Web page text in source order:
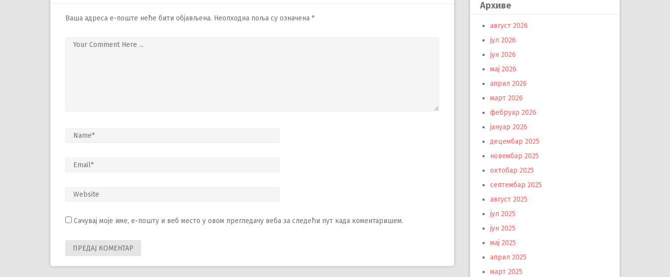
Ваша адреса е-поште неће бити објављена. Неопходна поља су означена *
Сачувај моје име, е-пошту и веб место у овом прегледачу веба за следећи пут када коментаришем.
Архиве
август 2026
јул 2026
јун 2026
мај 2026
април 2026
март 2026
фебруар 2026
јануар 2026
децембар 2025
новембар 2025
октобар 2025
септембар 2025
август 2025
јул 2025
јун 2025
мај 2025
април 2025
март 2025